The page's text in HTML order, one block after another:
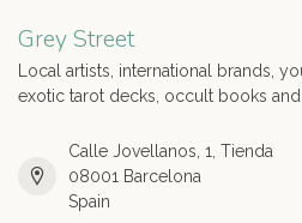
Grey Street
Local artists, international brands,
exotic tarot decks, occult books
Calle Jovellanos, 1, Tienda
08001 Barcelona
Spain